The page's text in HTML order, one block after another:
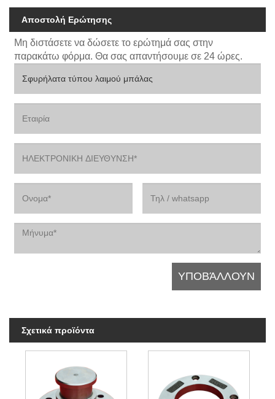
Αποστολή Ερώτησης
Μη διστάσετε να δώσετε το ερώτημά σας στην
παρακάτω φόρμα. Θα σας απαντήσουμε σε 24 ώρες.
Σχετικά προϊόντα